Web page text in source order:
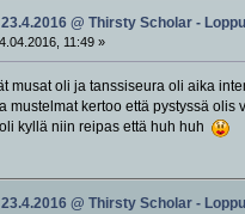
@ Thirsty Scholar -
11:49 »
musat oli ja tanssiseura oli aika
mustelmat kertoo että pystyssä olis
kyllä niin reipas että huh huh
@ Thirsty Scholar -